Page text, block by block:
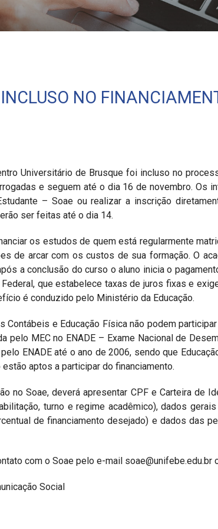
INCLUSO NO
Universitário de Brusque foi incluso no
e seguem até o dia 16 de novembro. Os
– Soae ou realizar a inscrição
ser feitas até o dia 14.
os estudos de quem está regularmente
de arcar com os custos de sua formação. O
a conclusão do curso o aluno inicia o
que estabelece taxas de juros fixas e
é conduzido pelo Ministério da Educação.
Contábeis e Educação Física não podem
pelo MEC no ENADE – Exame Nacional de
ENADE até o ano de 2006, sendo que
aptos a participar do financiamento.
no Soae, deverá apresentar CPF e Carteira de
turno e regime acadêmico), dados
de financiamento desejado) e dados das
com o Soae pelo e-mail
Social